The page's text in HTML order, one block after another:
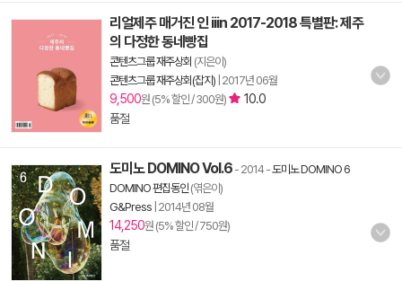
리얼제주 매거진 인 iiin 2017-2018 특별판: 제주
의 다정한 동네빵집
콘텐츠그룹 재주상회 (지은이)
콘텐츠그룹 재주상회(잡지) 2017년 06월
9,500원 (5% 할인 / 300원)
10.0
품절
도미노 DOMINO Vol.6 - 2014-도미노 DOMINO 6
DOMINO 편집동인 (엮은이)
G&Press 2014년 08월
14,250원 (5% 할인 / 750원)
품절